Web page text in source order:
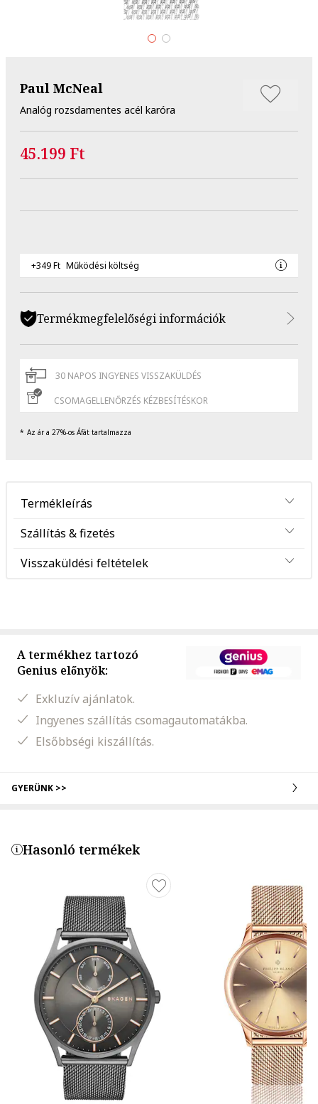
Paul McNeal
Analóg rozsdamentes acél karóra
45.199 Ft
+349 Ft Működési költség
Termékmegfelelőségi információk
30 NAPOS INGYENES VISSZAKÜLDÉS
CSOMAGELLENŐRZÉS KÉZBESÍTÉSKOR
Az ár a 27%-os Áfát tartalmazza
Termékleírás
Szállítás & fizetés
Visszaküldési feltételek
A termékhez tartozó
Genius előnyök:
Exkluzív ajánlatok.
Ingyenes szállítás csomagautomatákba.
Elsőbbségi kiszállítás.
GYERÜNK >>
Hasonló termékek